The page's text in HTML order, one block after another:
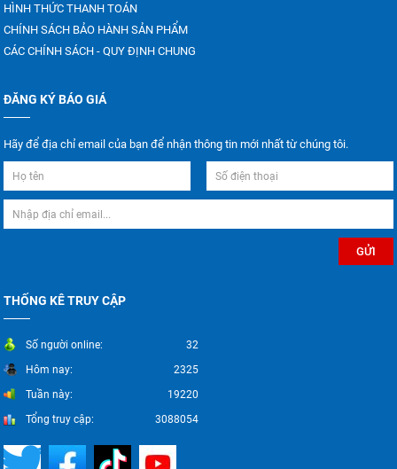
HÌNH THỨC THANH TOÁN
CHÍNH SÁCH BẢO HÀNH SẢN PHẨM
CÁC CHÍNH SÁCH - QUY ĐỊNH CHUNG
ĐĂNG KÝ BÁO GIÁ
Hãy để địa chỉ email của bạn để nhận thông tin mới nhất từ chúng tôi.
THỐNG KÊ TRUY CẬP
Số người online:
32
Hôm nay:
2325
Tuần này:
19220
Tổng truy cập:
3088054